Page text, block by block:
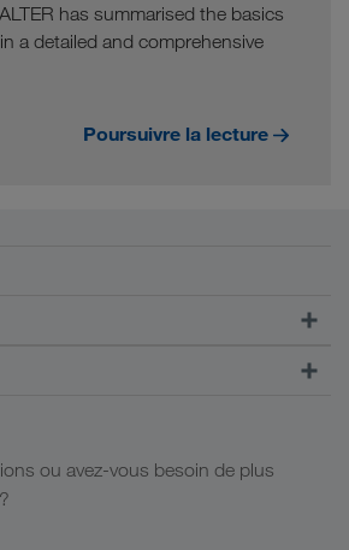
has summarised the basics
a detailed and comprehensive
Poursuivre la lecture
ou avez-vous besoin de plus